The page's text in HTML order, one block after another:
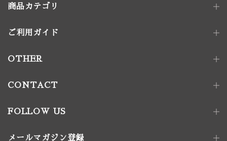
商品カテゴリ
照明器具
ペンダントライト｜多灯
ご利用ガイド
OTHER
CONTACT
FOLLOW US
メールマガジン登録